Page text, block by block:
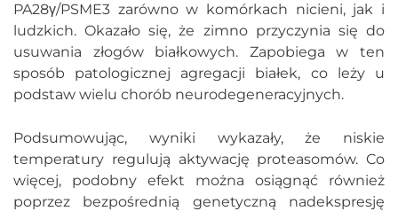
PA28γ/PSME3 zarówno w komórkach nicieni, jak i
ludzkich. Okazało się, że zimno przyczynia się do
usuwania złogów białkowych. Zapobiega w ten
sposób patologicznej agregacji białek, co leży u
podstaw wielu chorób neurodegeneracyjnych.
Podsumowując, wyniki wykazały, że niskie
temperatury regulują aktywację proteasomów. Co
więcej, podobny efekt można osiągnąć również
poprzez bezpośrednią genetyczną nadekspresję